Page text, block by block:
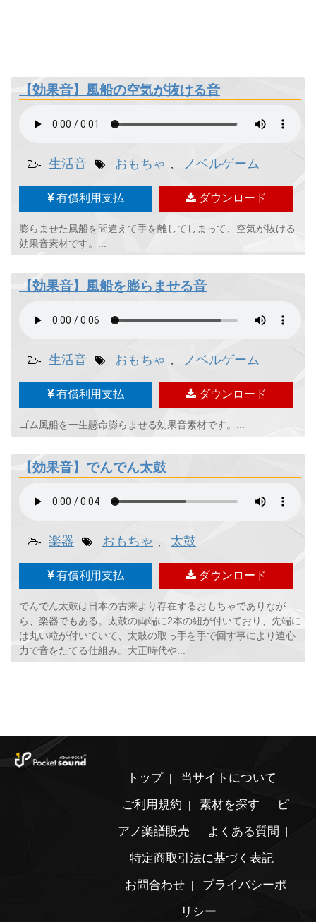
【効果音】風船の空気が抜ける音
- 生活音 おもちゃ ノベルゲーム
有償利用支払 ダウンロード
膨らませた風船を間違えて手を離してしまって、空気が抜ける
効果音素材です。...
【効果音】風船を膨らませる音
- 生活音 おもちゃ ノベルゲーム
有償利用支払 ダウンロード
ゴム風船を一生懸命膨らませる効果音素材です。...
【効果音】でんでん太鼓
- 楽器 おもちゃ 太鼓
有償利用支払 ダウンロード
でんでん太鼓は日本の古来より存在するおもちゃでありなが
ら、楽器でもある。太鼓の両端に2本の紐が付いており、先端に
は丸い粒が付いていて、太鼓の取っ手を手で回す事により遠心
力で音をたてる仕組み。大正時代や...
トップ
当サイトについて
ご利用規約
素材を探す
ピ
アノ楽譜販売
よくある質問
特定商取引法に基づく表記
お問合わせ
プライバシーポ
リシー